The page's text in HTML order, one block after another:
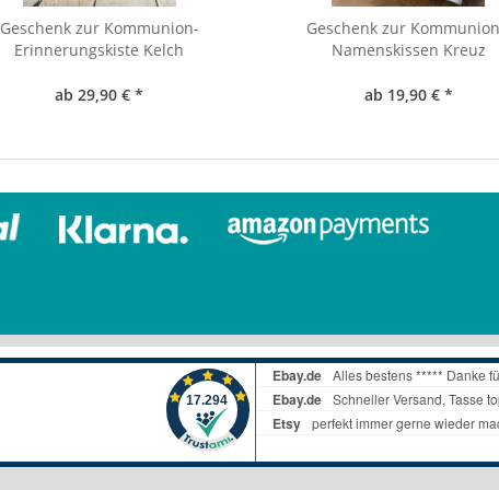
Geschenk zur Kommunion-
Erinnerungskiste Kelch
ab 29,90 € *
Geschenk zur
Namenskissen Kreuz
ab 19,90 € *